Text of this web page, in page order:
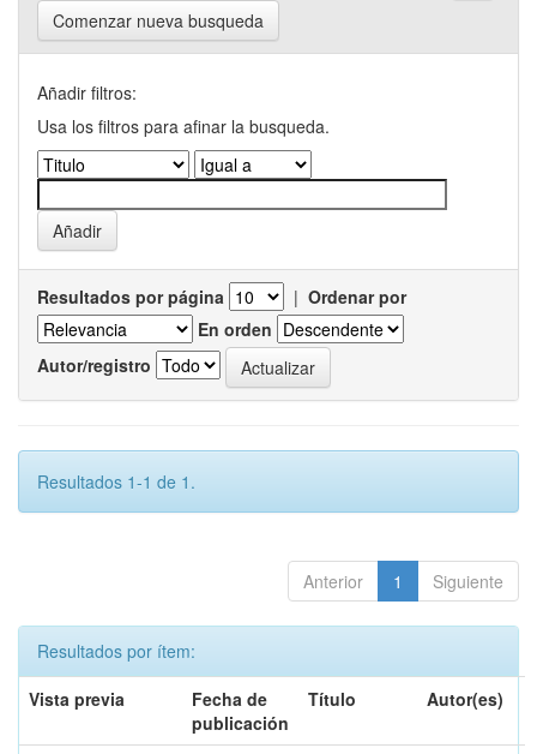
Comenzar nueva busqueda
Añadir filtros:
Usa los filtros para afinar la busqueda.
Resultados por página | Ordenar por
En orden
Autor/registro
Resultados 1-1 de 1.
Anterior 1 Siguiente
Resultados por ítem:
Vista previa
Fecha de
publicación
Título Autor(es)